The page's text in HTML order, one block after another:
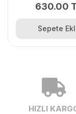
630.00
Sepete
HIZLI